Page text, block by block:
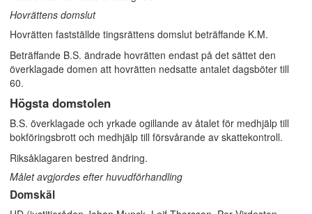
Hovrättens domslut
Hovrätten fastställde tingsrättens domslut beträffande K.M.
Beträffande B.S. ändrade hovrätten endast på det sättet den
överklagade domen att hovrätten nedsatte antalet dagsböter till
60.
Högsta domstolen
B.S. överklagade och yrkade ogillande av åtalet för medhjälp till
bokföringsbrott och medhjälp till försvårande av skattekontroll.
Riksåklagaren bestred ändring.
Målet avgjordes efter huvudförhandling
Domskäl